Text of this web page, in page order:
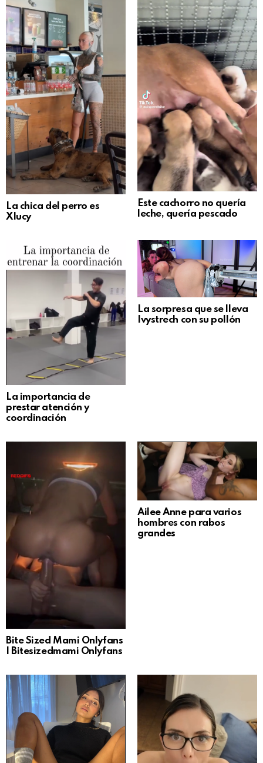
La chica del perro es
Xlucy
Este cachorro no quería
leche, quería pescado
La importancia de
prestar atención y
coordinación
La sorpresa que se lleva
Ivystrech con su pollón
Bite Sized Mami Onlyfans
| Bitesizedmami Onlyfans
Ailee Anne para varios
hombres con rabos
grandes